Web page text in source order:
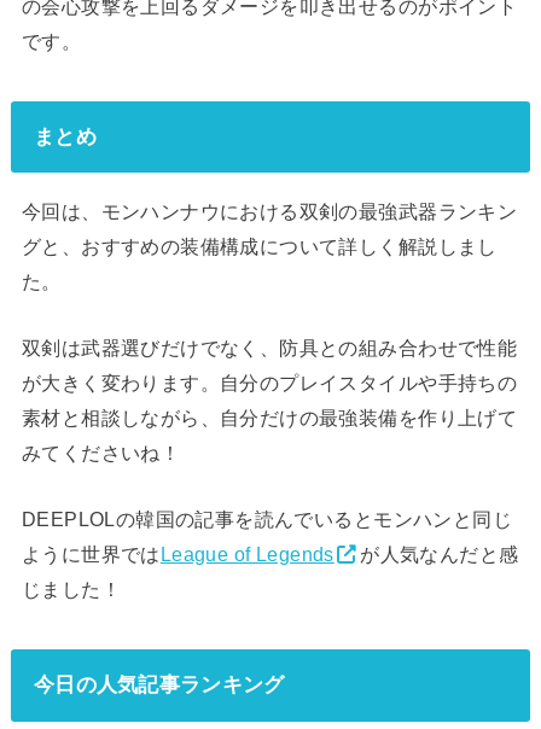
の会心攻撃を上回るダメージを叩き出せるのがポイント
です。
まとめ
今回は、モンハンナウにおける双剣の最強武器ランキン
グと、おすすめの装備構成について詳しく解説しまし
た。
双剣は武器選びだけでなく、防具との組み合わせで性能
が大きく変わります。自分のプレイスタイルや手持ちの
素材と相談しながら、自分だけの最強装備を作り上げて
みてくださいね！
DEEPLOLの韓国の記事を読んでいるとモンハンと同じ
ように世界では League of Legends
が人気なんだと感
じました！
今日の人気記事ランキング